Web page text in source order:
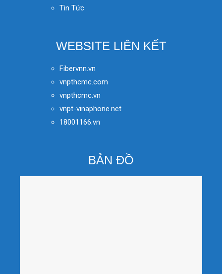
Tin Tức
WEBSITE LIÊN KẾT
Fibervnn.vn
vnpthcmc.com
vnpthcmc.vn
vnpt-vinaphone.net
18001166.vn
BẢN ĐỒ